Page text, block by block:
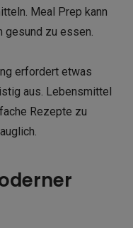
Meal Prep kann
gesund zu essen.
erfordert etwas
aus. Lebensmittel
Rezepte zu